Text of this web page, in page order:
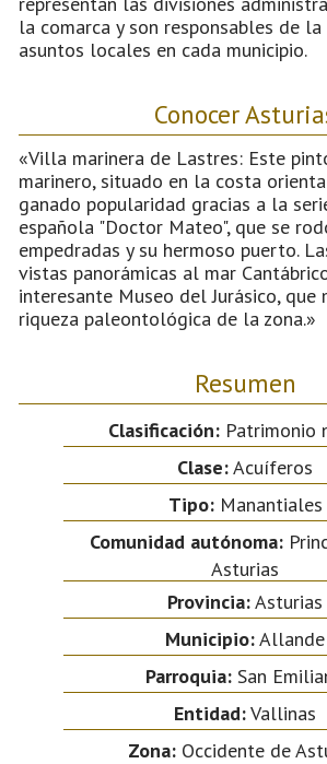
la comarca y son responsables de
asuntos locales en cada municipio.
Conocer
«Villa marinera de Lastres: Este
marinero, situado en la costa
ganado popularidad gracias a la
española "Doctor Mateo", que se
empedradas y su hermoso puerto.
vistas panorámicas al mar
interesante Museo del Jurásico, que
riqueza paleontológica de la zona.»
Resumen
Clasificación: Patrimonio
Clase:Acuíferos
Tipo:Manantiales
Comunidad autónoma:
Asturias
Provincia:Asturias
Municipio:Allande
Parroquia: San
Entidad:Vallinas
Zona:Occidente de